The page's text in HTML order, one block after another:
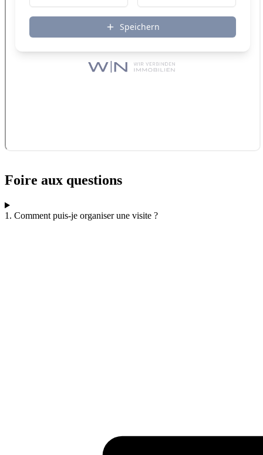
Foire aux questions
1. Comment puis-je organiser une visite ?